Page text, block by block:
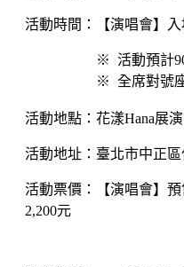
活動時間：【演唱會】入
※ 活動預計
※ 全席對號
活動地點：花漾Hana展
活動地址：臺北市中正
活動票價：【演唱會】
2,200元